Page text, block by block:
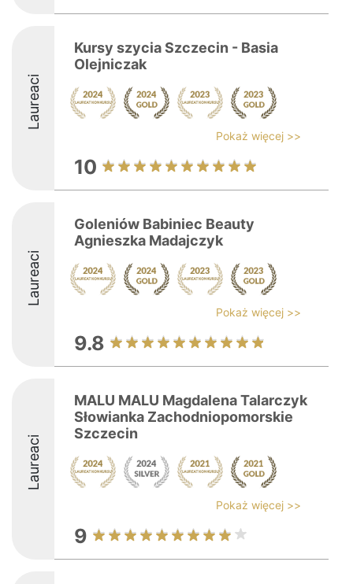
Laureaci
Kursy szycia Szczecin - Basia
Olejniczak
Pokaż więcej >>
10
Laureaci
Goleniów Babiniec Beauty
Agnieszka Madajczyk
Pokaż więcej >>
9.8
Laureaci
MALU MALU Magdalena Talarczyk
Słowianka Zachodniopomorskie
Szczecin
Pokaż więcej >>
9